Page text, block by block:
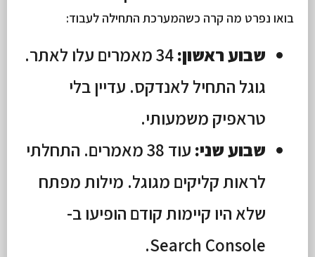
בואו נפרט מה קרה כשהמערכת התחילה לעבוד:
שבוע ראשון:
34 מאמרים עלו לאתר.
גוגל התחיל לאנדקס. עדיין בלי
טראפיק משמעותי.
שבוע שני:
עוד 38 מאמרים. התחלתי
לראות קליקים מגוגל. מילות מפתח
שלא היו קיימות קודם הופיעו ב-
Search Console.